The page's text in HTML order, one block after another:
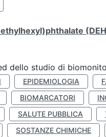
dello studio di
EPIDEMIOLOGIA
BIOMARCATORI
SALUTE PUBBLICA
SOSTANZE CHIMICHE